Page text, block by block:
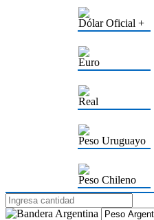
Dólar Oficial +
Euro
Real
Peso Uruguayo
Peso Chileno